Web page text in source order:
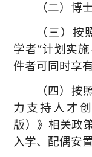
（二）博
（三）
学者”计划实
件者可同时享
（四）按
力支持人才
版）》相关政
入学、配偶安